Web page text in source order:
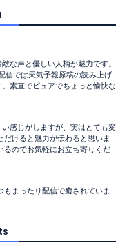
な声と優しい人柄が魅力です。
信では天気予報原稿の読み上げ
素直でピュアでちょっと愉快な
感じがしますが、実はとても変
けると魅力が伝わると思いま
るのでお気軽にお立ち寄りくだ
まったり配信で癒されていま